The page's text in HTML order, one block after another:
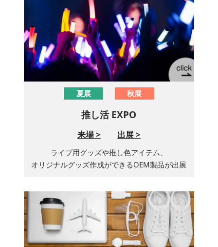
夏展 秋展
推し活 EXPO
来場 > 出展 >
ライブ用グッズや推し色アイテム、
オリジナルグッズ作成ができるOEM製品が出展